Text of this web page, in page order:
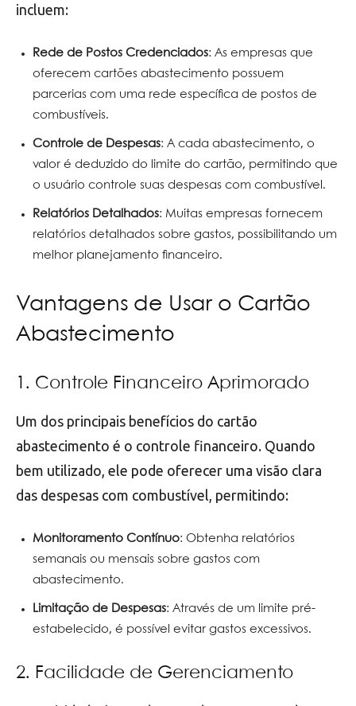
incluem:
Rede de Postos Credenciados: As empresas que
oferecem cartões abastecimento possuem
parcerias com uma rede específica de postos de
combustíveis.
Controle de Despesas: A cada abastecimento, o
valor é deduzido do limite do cartão, permitindo que
o usuário controle suas despesas com combustível.
Relatórios Detalhados: Muitas empresas fornecem
relatórios detalhados sobre gastos, possibilitando um
melhor planejamento financeiro.
Vantagens de Usar o Cartão
Abastecimento
1. Controle Financeiro Aprimorado
Um dos principais benefícios do cartão
abastecimento é o controle financeiro. Quando
bem utilizado, ele pode oferecer uma visão clara
das despesas com combustível, permitindo:
Monitoramento Contínuo: Obtenha relatórios
semanais ou mensais sobre gastos com
abastecimento.
Limitação de Despesas: Através de um limite pré-
estabelecido, é possível evitar gastos excessivos.
2. Facilidade de Gerenciamento